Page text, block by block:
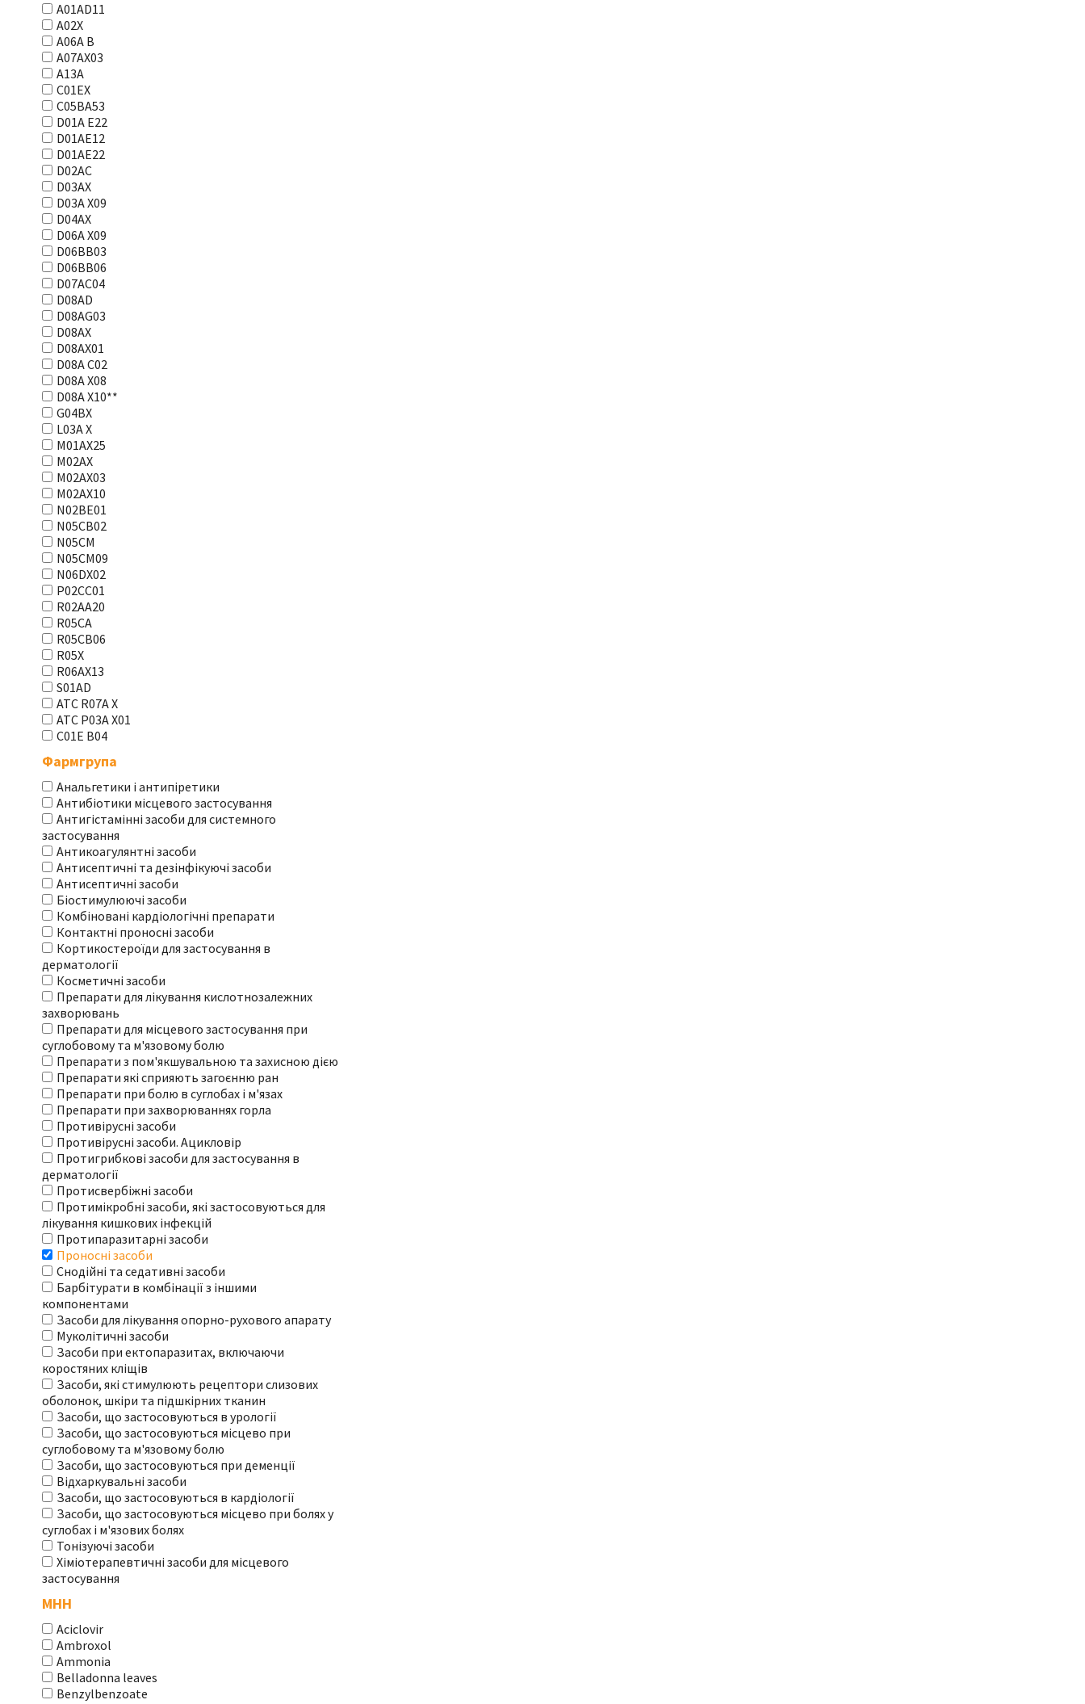
A01AD11
A02X
A06A В
A07AX03
A13A
C01EX
C05BA53
D01A E22
D01AE12
D01AE22
D02AC
D03AX
D03A X09
D04AX
D06A X09
D06BB03
D06BB06
D07AC04
D08AD
D08AG03
D08AX
D08AX01
D08А С02
D08А Х08
D08А Х10**
G04BX
L03А Х
M01AX25
M02AX
M02AX03
M02AX10
N02BE01
N05CB02
N05CM
N05CM09
N06DX02
P02CC01
R02AA20
R05CA
R05CB06
R05X
R06AX13
S01AD
АТС R07A X
АТС Р03А Х01
С01Е В04
Фармгрупа
Анальгетики і антипіретики
Антибіотики місцевого застосування
Антигістамінні засоби для системного
застосування
Антикоагулянтні засоби
Антисептичні та дезінфікуючі засоби
Антисептичні засоби
Біостимулюючі засоби
Комбіновані кардіологічні препарати
Контактні проносні засоби
Кортикостероїди для застосування в
дерматології
Косметичні засоби
Препарати для лікування кислотнозалежних
захворювань
Препарати для місцевого застосування при
суглобовому та м'язовому болю
Препарати з пом'якшувальною та захисною дією
Препарати які сприяють загоєнню ран
Препарати при болю в суглобах і м'язах
Препарати при захворюваннях горла
Противірусні засоби
Противірусні засоби. Ацикловір
Протигрибкові засоби для застосування в
дерматології
Протисвербіжні засоби
Протимікробні засоби, які застосовуються для
лікування кишкових інфекцій
Протипаразитарні засоби
Проносні засоби
Снодійні та седативні засоби
Барбітурати в комбінації з іншими
компонентами
Засоби для лікування опорно-рухового апарату
Муколітичні засоби
Засоби при ектопаразитах, включаючи
коростяних кліщів
Засоби, які стимулюють рецептори слизових
оболонок, шкіри та підшкірних тканин
Засоби, що застосовуються в урології
Засоби, що застосовуються місцево при
суглобовому та м'язовому болю
Засоби, що застосовуються при деменції
Відхаркувальні засоби
Засоби, що застосовуються в кардіології
Засоби, що застосовуються місцево при болях у
суглобах і м'язових болях
Тонізуючі засоби
Хіміотерапевтичні засоби для місцевого
застосування
МНН
Aciclovir
Ambroxol
Ammonia
Belladonna leaves
Benzylbenzoate